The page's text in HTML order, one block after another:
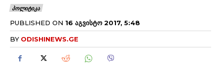
ᲞᲝᲚᲘᲢᲘᲙᲐ
PUBLISHED ON 16 ᲐᲒᲕᲘᲡᲢᲝ 2017, 5:48
BY ODISHINEWS.GE